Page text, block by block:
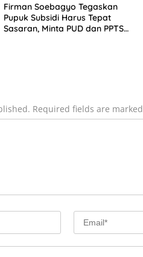
Firman Soebagyo Tegaskan
Pupuk Subsidi Harus Tepat
Sasaran, Minta PUD dan PPTS
Required fields are marked